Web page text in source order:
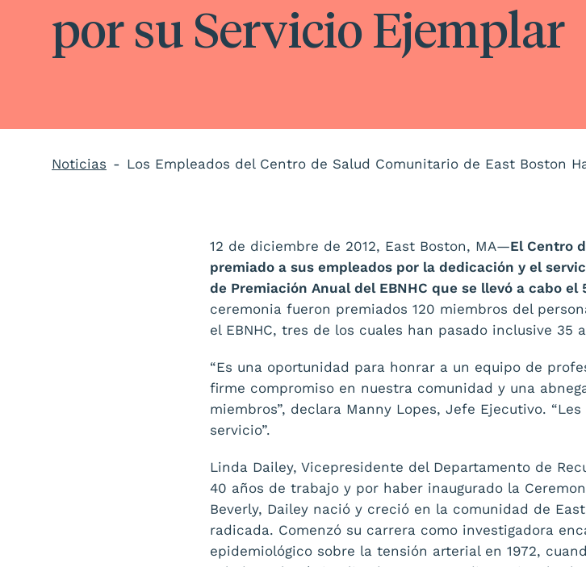
por su Servicio Ejemplar
Noticias
12 de diciembre de 2012, East Boston, MA—El Centro
premiado a sus empleados por la dedicación y el
de Premiación Anual del EBNHC que se llevó a cabo el
ceremonia fueron premiados 120 miembros del
el EBNHC, tres de los cuales han pasado inclusive 35
“Es una oportunidad para honrar a un equipo de
firme compromiso en nuestra comunidad y una
miembros”, declara Manny Lopes, Jefe Ejecutivo.
servicio”.
Linda Dailey, Vicepresidente del Departamento de
40 años de trabajo y por haber inaugurado la
Beverly, Dailey nació y creció en la comunidad de
radicada. Comenzó su carrera como investigadora
epidemiológico sobre la tensión arterial en 1972,